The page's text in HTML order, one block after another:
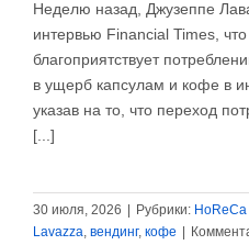
Неделю назад, Джузеппе
интервью Financial Times,
благоприятствует
в ущерб капсулам и кофе в
указав на то, что переход
[...]
30 июля, 2026 Рубрики:
Lavazza, вендинг, кофе